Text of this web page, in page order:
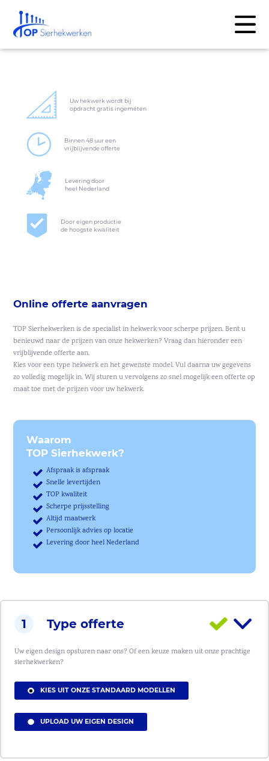
Uw hekwerk wordt bij
opdracht gratis ingemeten
Binnen 48 uur een
vrijblijvende offerte
Levering door
heel Nederland
Door eigen productie
de hoogste kwaliteit
Online offerte aanvragen
TOP Sierhekwerken is de specialist in hekwerk voor scherpe prijzen. Bent u
benieuwd naar de prijzen van onze hekwerken? Vraag dan hieronder een
vrijblijvende offerte aan.
Kies voor een type hekwerk en het gewenste model. Vul daarna uw gegevens
zo volledig mogelijk in. Wij sturen u vervolgens zo snel mogelijk een offerte op
maat toe met de prijzen voor uw hekwerk.
Waarom
TOP Sierhekwerk?
Afspraak is afspraak
Snelle levertijden
TOP kwaliteit
Scherpe prijsstelling
Altijd maatwerk
Persoonlijk advies op locatie
Levering door heel Nederland
1 Type offerte
Uw eigen design opsturen naar ons? Of een keuze maken uit onze prachtige
sierhekwerken?
KIES UIT ONZE STANDAARD MODELLEN
UPLOAD UW EIGEN DESIGN